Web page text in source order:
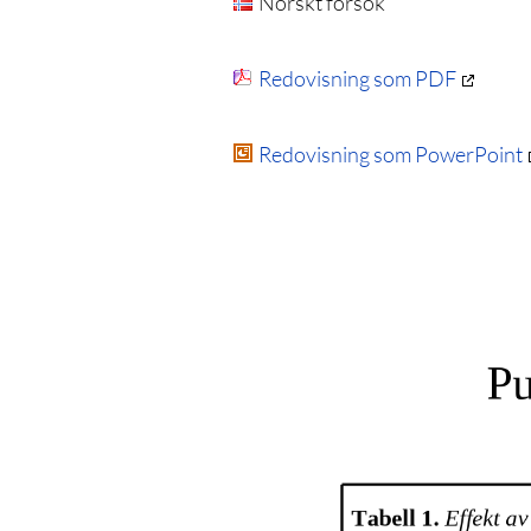
Redovisning som PDF
Redovisning som PowerPoint